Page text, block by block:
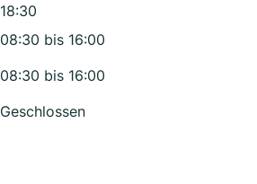
18:30
08:30 bis 16:00
08:30 bis 16:00
Geschlossen